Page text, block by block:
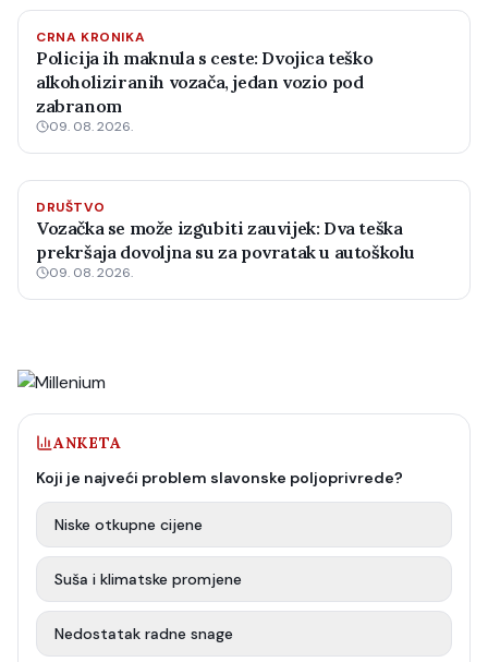
CRNA KRONIKA
Policija ih maknula s ceste: Dvojica teško
alkoholiziranih vozača, jedan vozio pod
zabranom
09. 08. 2026.
DRUŠTVO
Vozačka se može izgubiti zauvijek: Dva teška
prekršaja dovoljna su za povratak u autoškolu
09. 08. 2026.
ANKETA
Koji je najveći problem slavonske poljoprivrede?
Niske otkupne cijene
Suša i klimatske promjene
Nedostatak radne snage